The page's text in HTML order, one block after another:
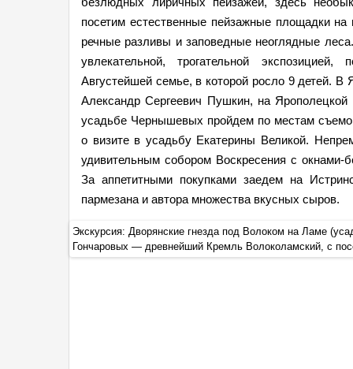
посетим естественные пейзажные площадки
речные разливы и заповедные неоглядные
увлекательной, трогательной
Августейшей семье, в которой росло 9 детей.
Александр Сергеевич Пушкин, на
усадьбе Чернышевых пройдем по местам
о визите в усадьбу Екатерины Великой.
удивительным собором Воскресения с окнами-
За аппетитными покупками заедем на
пармезана и автора множества вкусных сыров.
Экскурсия: Дворянские гнезда под Волоком на Ламе
Гончаровых — древнейший Кремль Волоколамский, с